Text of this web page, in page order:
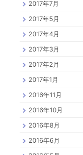
2017年7月
2017年5月
2017年4月
2017年3月
2017年2月
2017年1月
2016年11月
2016年10月
2016年8月
2016年6月